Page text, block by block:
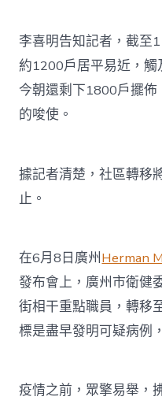
李喜明告知記者，截至
約1200戶居平易近，觸
今朝還剩下1800戶擺
的唆使。
據記者清楚，社區轉移
止。
在6月8日廣州 Herman
發布會上，廣州市衛健
街相干重點職員，轉移
標是盡早發明可疑病例
疫情之前，眾擎易舉，